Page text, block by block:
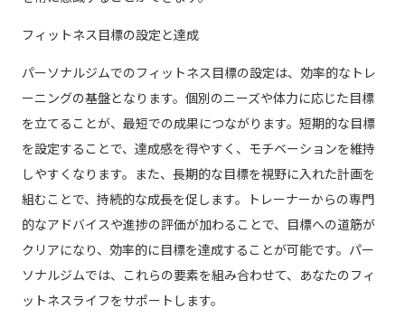
フィットネス目標の設定と達成
パーソナルジムでのフィットネス目標の設定は、効率的なトレ
ーニングの基盤となります。個別のニーズや体力に応じた目標
を立てることが、最短での成果につながります。短期的な目標
を設定することで、達成感を得やすく、モチベーションを維持
しやすくなります。また、長期的な目標を視野に入れた計画を
組むことで、持続的な成長を促します。トレーナーからの専門
的なアドバイスや進捗の評価が加わることで、目標への道筋が
クリアになり、効率的に目標を達成することが可能です。パー
ソナルジムでは、これらの要素を組み合わせて、あなたのフィ
ットネスライフをサポートします。